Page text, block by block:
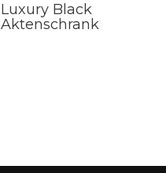
Luxury Black
Aktenschrank